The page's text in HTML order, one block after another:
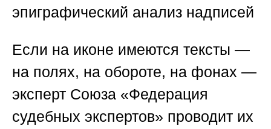
эпиграфический анализ надписей
Если на иконе имеются тексты —
на полях, на обороте, на фонах —
эксперт Союза «Федерация
судебных экспертов» проводит их